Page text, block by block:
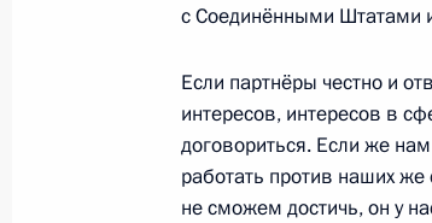
28 ноября 2011 года,
Встреча с
«Единая Россия»
28 ноября 2011 года, 18:00
с Соединёнными Штатами
Если партнёры честно и
интересов, интересов в
договориться. Если же
работать против наших
не сможем достичь, он у